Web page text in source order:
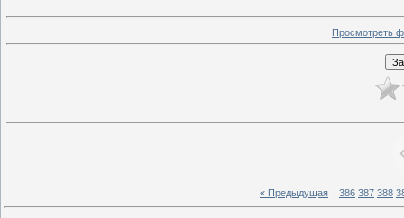
Просмотреть
« Предыдущая 386 387 388